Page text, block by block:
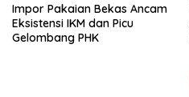
Impor Pakaian Bekas Ancam
Eksistensi IKM dan Picu
Gelombang PHK